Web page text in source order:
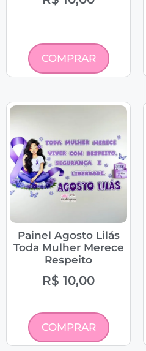
COMPRAR
Painel Agosto Lilás
Toda Mulher Merece
Respeito
R$ 10,00
COMPRAR